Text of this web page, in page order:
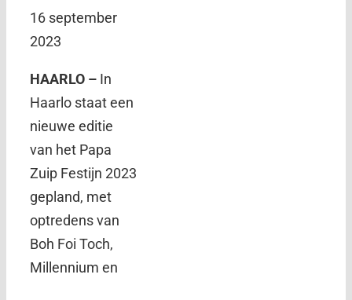
16 september
2023
HAARLO – In
Haarlo staat een
nieuwe editie
van het Papa
Zuip Festijn 2023
gepland, met
optredens van
Boh Foi Toch,
Millennium en